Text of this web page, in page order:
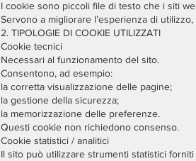
I cookie sono piccoli file di testo che i siti
Servono a migliorare l’esperienza di
2. TIPOLOGIE DI COOKIE UTILIZZATI
Cookie tecnici
Necessari al funzionamento del sito.
Consentono, ad esempio:
la corretta visualizzazione delle pagine;
la gestione della sicurezza;
la memorizzazione delle preferenze.
Questi cookie non richiedono consenso.
Cookie statistici / analitici
Il sito può utilizzare strumenti statistici